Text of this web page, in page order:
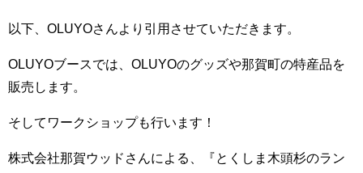
以下、OLUYOさんより引用させていただきます。
OLUYOブースでは、OLUYOのグッズや那賀町の特産品を
販売します。
そしてワークショップも行います！
株式会社那賀ウッドさんによる、『とくしま木頭杉のラン